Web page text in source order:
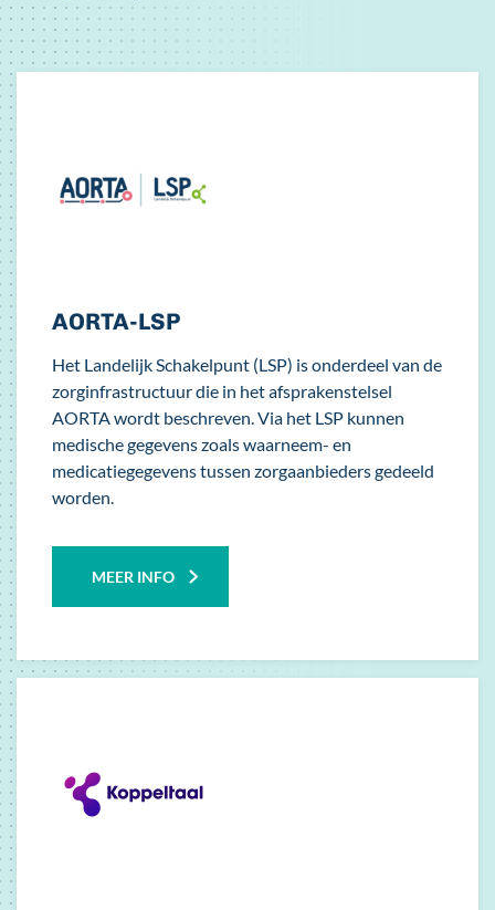
AORTA-LSP
Het Landelijk Schakelpunt (LSP) is onderdeel van de
zorginfrastructuur die in het afsprakenstelsel
AORTA wordt beschreven. Via het LSP kunnen
medische gegevens zoals waarneem- en
medicatiegegevens tussen zorgaanbieders gedeeld
worden.
MEER INFO